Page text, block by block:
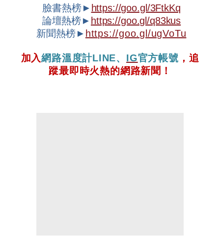
臉書熱榜► https://goo.gl/3FtkKq
論壇熱榜► https://goo.gl/q83kus
新聞熱榜► https://goo.gl/ugVoTu
加入網路溫度計LINE、 IG官方帳號 ，追
蹤最即時火熱的網路新聞！